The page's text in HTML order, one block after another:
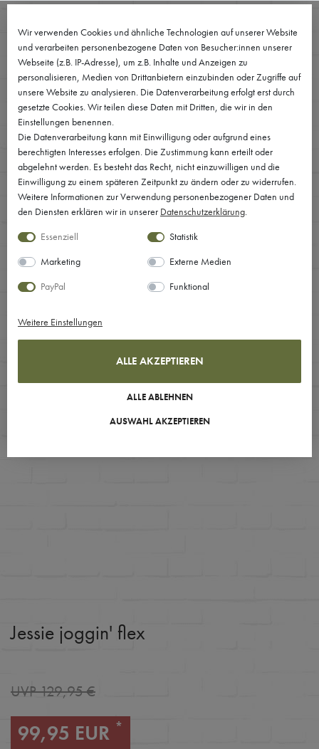
Jessie joggin' flex
UVP 129,95 €
99,95 EUR *
Wir verwenden Cookies und ähnliche Technologien auf unserer Website
und verarbeiten personenbezogene Daten von Besucher:innen unserer
Webseite (z.B. IP-Adresse), um z.B. Inhalte und Anzeigen zu
personalisieren, Medien von Drittanbietern einzubinden oder Zugriffe auf
unsere Website zu analysieren. Die Datenverarbeitung erfolgt erst durch
gesetzte Cookies. Wir teilen diese Daten mit Dritten, die wir in den
Einstellungen benennen.
Die Datenverarbeitung kann mit Einwilligung oder aufgrund eines
berechtigten Interesses erfolgen. Die Zustimmung kann erteilt oder
abgelehnt werden. Es besteht das Recht, nicht einzuwilligen und die
Einwilligung zu einem späteren Zeitpunkt zu ändern oder zu widerrufen.
Weitere Informationen zur Verwendung personenbezogener Daten und
den Diensten erklären wir in unserer Daten­schutz­erklärung.
Essenziell
Statistik
Marketing
Externe Medien
PayPal
Funktional
Weitere Einstellungen
ALLE AKZEPTIEREN
ALLE ABLEHNEN
AUSWAHL AKZEPTIEREN